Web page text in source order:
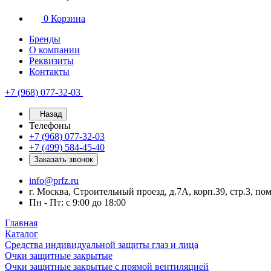
0 Корзина
Бренды
О компании
Реквизиты
Контакты
+7 (968) 077-32-03
Назад
Телефоны
+7 (968) 077-32-03
+7 (499) 584-45-40
Заказать звонок
info@prfz.ru
г. Москва, Строительный проезд, д.7А, корп.39, стр.3,
Пн - Пт: с 9:00 до 18:00
Главная
Каталог
Средства индивидуальной защиты глаз и лица
Очки защитные закрытые
Очки защитные закрытые с прямой вентиляцией